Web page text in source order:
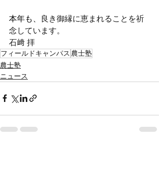
本年も、
良き御縁に恵まれることを祈
念しています。
石﨑 拝
フィールドキャンパス 農士塾
農士塾
ニュース